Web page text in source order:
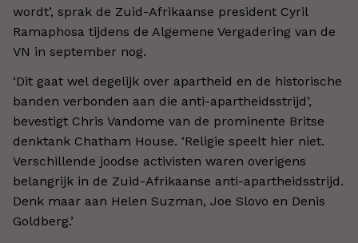
wordt’, sprak de Zuid-Afrikaanse president Cyril
Ramaphosa tijdens de Algemene Vergadering van de
VN in september nog.
‘Dit gaat wel degelijk over apartheid en de historische
banden verbonden aan die anti-apartheidsstrijd’,
bevestigt Chris Vandome van de prominente Britse
denktank Chatham House. ‘Religie speelt hier niet.
Verschillende joodse activisten waren overigens
belangrijk in de Zuid-Afrikaanse anti-apartheidsstrijd.
Denk maar aan Helen Suzman, Joe Slovo en Denis
Goldberg.’